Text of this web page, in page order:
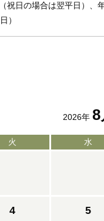
祝日の場合は翌平日）、
）
2026年 8
火 水
4 5